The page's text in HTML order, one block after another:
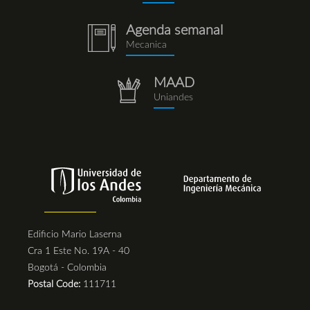
notebook
(1).png
Agenda semanal
Mecanica
repositorio.png
MAAD
Uniandes
Edificio Mario Laserna
Cra 1 Este No. 19A - 40
Bogotá - Colombia
Postal Code: 111711